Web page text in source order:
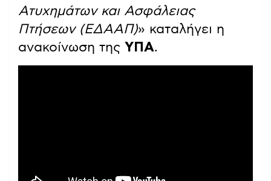
Ατυχημάτων και Ασφάλειας
Πτήσεων (ΕΔΑΑΠ)» καταλήγει η
ανακοίνωση της ΥΠΑ.